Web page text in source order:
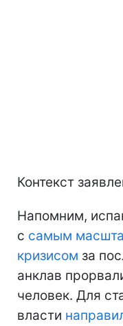
Контекст
Напомним,
с самым
кризисом за
анклав
человек. Для
власти